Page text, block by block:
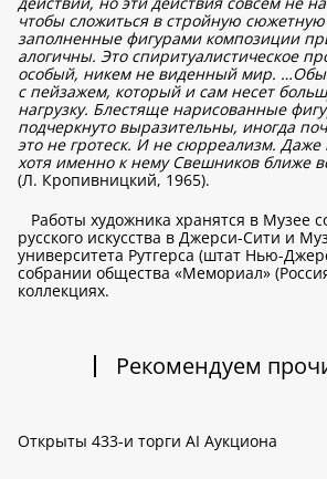
чтобы сложиться в стройную
заполненные фигурами композиции
алогичны. Это спиритуалистическое
особый, никем не виденный мир.
с пейзажем, который и сам несет
нагрузку. Блестяще нарисованные
подчеркнуто выразительны, иногда
это не гротеск. И не сюрреализм.
хотя именно к нему Свешников ближе
(Л. Кропивницкий, 1965).
Работы художника хранятся в Музее
русского искусства в Джерси-Сити и
университета Рутгерса (штат Нью-
собрании общества «Мемориал»
коллекциях.
Рекомендуем
Открыты 433-и торги AI Аукциона